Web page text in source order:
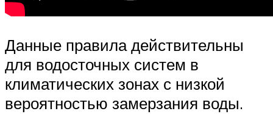
Данные правила действительны
для водосточных систем в
климатических зонах с низкой
вероятностью замерзания воды.